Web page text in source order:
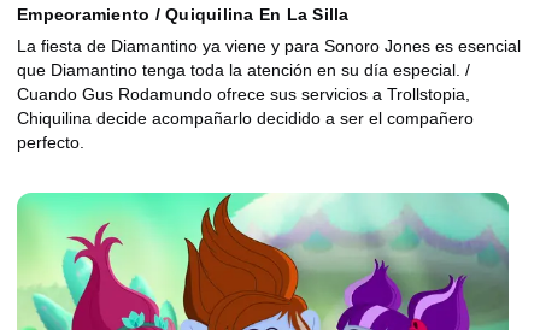
Empeoramiento / Quiquilina En La Silla
La fiesta de Diamantino ya viene y para Sonoro Jones es esencial
que Diamantino tenga toda la atención en su día especial. /
Cuando Gus Rodamundo ofrece sus servicios a Trollstopia,
Chiquilina decide acompañarlo decidido a ser el compañero
perfecto.